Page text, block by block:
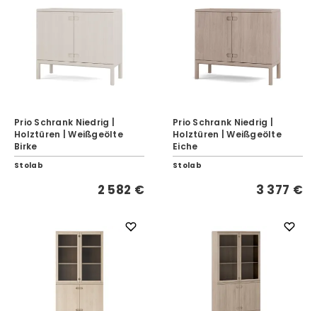
Prio Schrank Niedrig |
Holztüren | Weißgeölte
Birke
Stolab
2 582 €
Prio Schrank Niedrig |
Holztüren | Weißgeölte
Eiche
Stolab
3 377 €